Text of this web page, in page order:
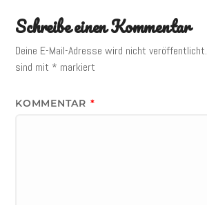
Schreibe einen Kommentar
Deine E-Mail-Adresse wird nicht veröffentlicht.
sind mit * markiert
KOMMENTAR *